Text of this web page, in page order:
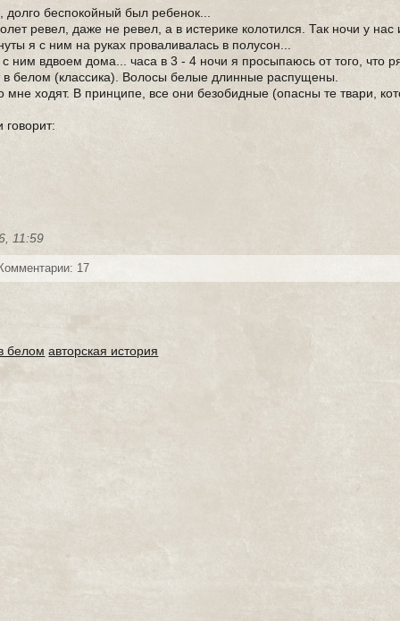
беспокойный был ребенок...
ревел, даже не ревел, а в истерике колотился. Так ночи у
я с ним на руках проваливалась в полусон...
ним вдвоем дома... часа в 3 - 4 ночи я просыпаюсь от того, что
белом (классика). Волосы белые длинные распущены.
ходят. В принципе, все они безобидные (опасны те твари,
говорит:
11:59
17
белом авторская история